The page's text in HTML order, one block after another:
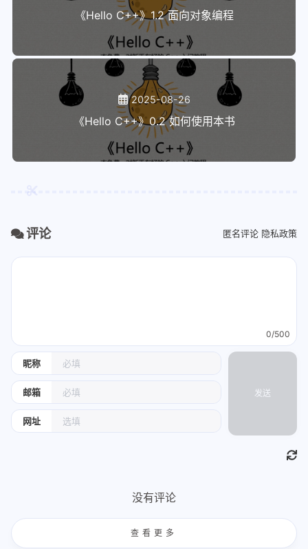
《Hello C++》1.2 面向对象编程
2025-08-26
《Hello C++》0.2 如何使用本书
评论 匿名评论 隐私政策
昵称
邮箱
网址
0/500
发送
没有评论
查看更多